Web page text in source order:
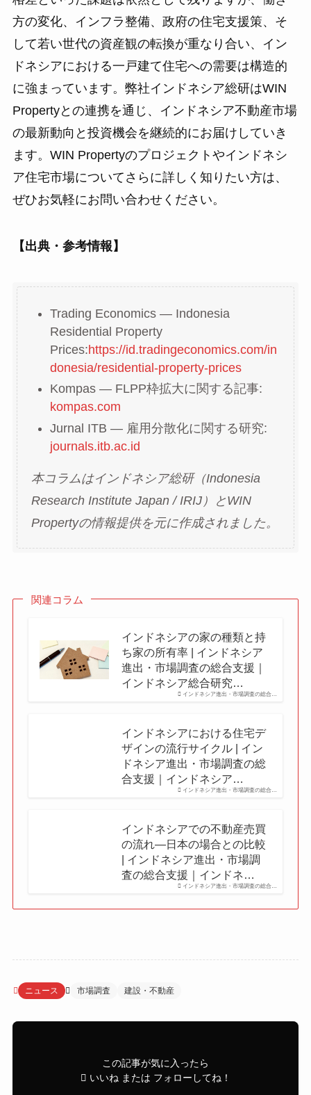
方の変化、インフラ整備、政府の住宅支援策、そ
して若い世代の資産観の転換が重なり合い、イン
ドネシアにおける一戸建て住宅への需要は構造的
に強まっています。弊社インドネシア総研はWIN
Propertyとの連携を通じ、インドネシア不動産市場
の最新動向と投資機会を継続的にお届けしていき
ます。WIN Propertyのプロジェクトやインドネシ
ア住宅市場についてさらに詳しく知りたい方は、
ぜひお気軽にお問い合わせください。
【出典・参考情報】
Trading Economics — Indonesia
Residential Property
Prices:https://id.tradingeconomics.com/in
donesia/residential-property-prices
Kompas — FLPP枠拡大に関する記事:
kompas.com
Jurnal ITB — 雇用分散化に関する研究:
journals.itb.ac.id
本コラムはインドネシア総研（Indonesia
Research Institute Japan / IRIJ）とWIN
Propertyの情報提供を元に作成されました。
関連コラム
インドネシア進出・市場調査の総合…
インドネシアの家の種類と持
ち家の所有率 | インドネシア
進出・市場調査の総合支援｜
インドネシア総合研究…
インドネシア進出・市場調査の総合…
インドネシアにおける住宅デ
ザインの流行サイクル | イン
ドネシア進出・市場調査の総
合支援｜インドネシア…
インドネシア進出・市場調査の総合…
インドネシアでの不動産売買
の流れ―日本の場合との比較
| インドネシア進出・市場調
査の総合支援｜インドネ…
ニュース 市場調査 建設・不動産
この記事が気に入ったら
いいね または フォローしてね！